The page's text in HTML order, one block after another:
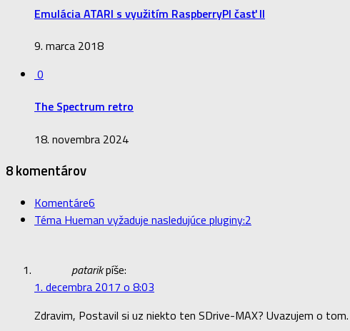
Emulácia ATARI s využitím RaspberryPI časť II
9. marca 2018
0
The Spectrum retro
18. novembra 2024
8 komentárov
Komentáre6
Téma Hueman vyžaduje nasledujúce pluginy:2
patarikpíše:
1. decembra 2017 o 8:03
Zdravim, Postavil si uz niekto ten SDrive-MAX? Uvazujem o tom.